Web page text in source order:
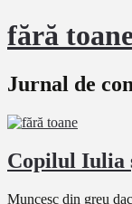
fără
Jurnal de
Copilul Iulia
Muncesc din greu